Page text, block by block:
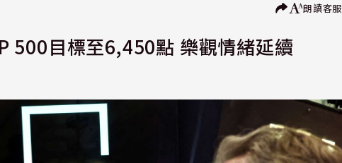
朗讀客服
500目標至6,450點 樂觀情緒延續